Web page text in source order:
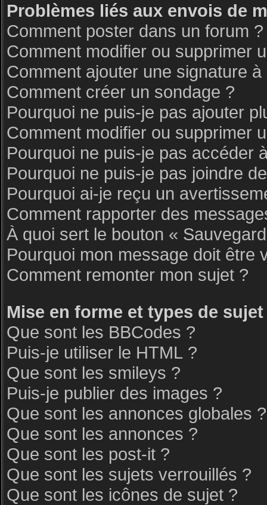
Problèmes liés aux envois de
Comment poster dans un forum ?
Comment modifier ou supprimer
Comment ajouter une signature
Comment créer un sondage ?
Pourquoi ne puis-je pas ajouter
Comment modifier ou supprimer
Pourquoi ne puis-je pas accéder
Pourquoi ne puis-je pas joindre
Pourquoi ai-je reçu un
Comment rapporter des
À quoi sert le bouton «
Pourquoi mon message doit être
Comment remonter mon sujet ?
Mise en forme et types de sujet
Que sont les BBCodes ?
Puis-je utiliser le HTML ?
Que sont les smileys ?
Puis-je publier des images ?
Que sont les annonces globales ?
Que sont les annonces ?
Que sont les post-it ?
Que sont les sujets verrouillés ?
Que sont les icônes de sujet ?